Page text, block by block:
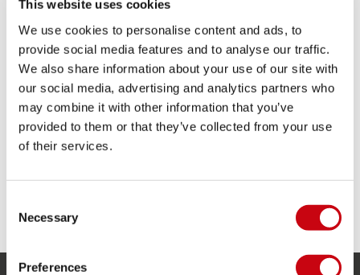
This website uses cookies
We use cookies to personalise content and ads, to
provide social media features and to analyse our traffic.
We also share information about your use of our site with
our social media, advertising and analytics partners who
may combine it with other information that you’ve
provided to them or that they’ve collected from your use
of their services.
Selection
Necessary
Preferences
Alette ad alta pressione
Canali scanalati profondi: massima aderenza e
controllo
Nucleo ad alta pressione
Realizzato con il 100% di energia solare
Tavola senza ostacoli: non adatta per kicker,
slider o altri ostacoli
Pacchetto contenente: Vanity Wake, Unit
Bindings, Borsa trasparente, Wake Combo